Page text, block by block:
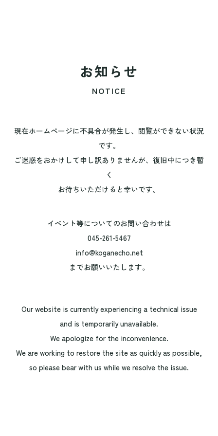
お知らせ
NOTICE
現在ホームページに不具合が発生し、閲覧ができない状況
です。
ご迷惑をおかけして申し訳ありませんが、復旧中につき暫
く
お待ちいただけると幸いです。
イベント等についてのお問い合わせは
045-261-5467
info@koganecho.net
までお願いいたします。
Our website is currently experiencing a technical issue
and is temporarily unavailable.
We apologize for the inconvenience.
We are working to restore the site as quickly as possible,
so please bear with us while we resolve the issue.